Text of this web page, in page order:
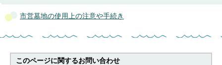
市営墓地の使用上の注意や手続き
このページに関するお問い合わせ